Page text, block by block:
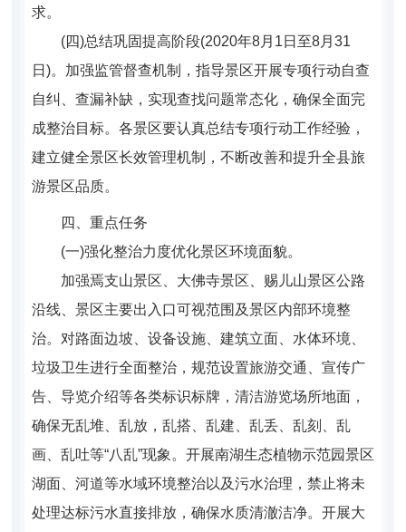
求。
(四)总结巩固提高阶段(2020年8月1日至8月31
日)。 加强监管督查机制，指导景区开展专项行动自查
自纠、查漏补缺，实现查找问题常态化，确保全面完
成整治目标。各景区要认真总结专项行动工作经验，
建立健全景区长效管理机制，不断改善和提升全县旅
游景区品质。
四、重点任务
(一)强化整治力度优化景区环境面貌。
加强焉支山景区、大佛寺景区、赐儿山景区公路
沿线、景区主要出入口可视范围及景区内部环境整
治。对路面边坡、设备设施、建筑立面、水体环境、
垃圾卫生进行全面整治，规范设置旅游交通、宣传广
告、导览介绍等各类标识标牌，清洁游览场所地面，
确保无乱堆、乱放，乱搭、乱建、乱丢、乱刻、乱
画、乱吐等“八乱”现象。开展南湖生态植物示范园景区
湖面、河道等水域环境整治以及污水治理，禁止将未
处理达标污水直接排放，确保水质清澈洁净。开展大